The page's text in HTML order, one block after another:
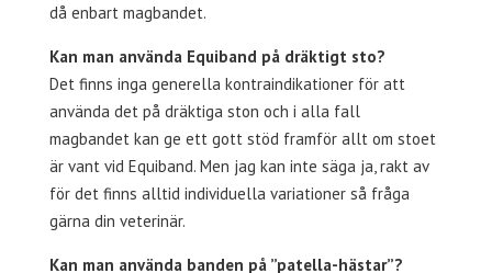
då enbart magbandet.
Kan man använda Equiband på dräktigt sto?
Det finns inga generella kontraindikationer för att
använda det på dräktiga ston och i alla fall
magbandet kan ge ett gott stöd framför allt om stoet
är vant vid Equiband. Men jag kan inte säga ja, rakt av
för det finns alltid individuella variationer så fråga
gärna din veterinär.
Kan man använda banden på ”patella-hästar”?